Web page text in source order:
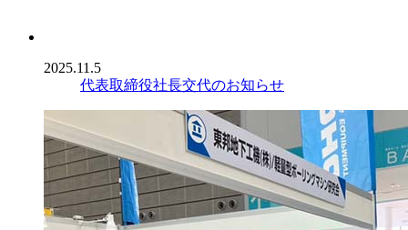
2025.11.5
代表取締役社長交代のお知らせ